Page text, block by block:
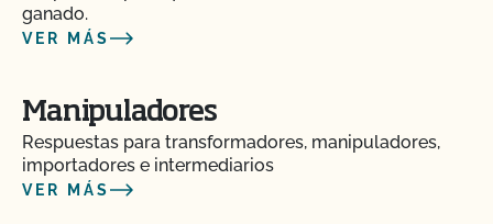
ganado.
VER MÁS
Manipuladores
Respuestas para transformadores, manipuladores,
importadores e intermediarios
VER MÁS
¿Qué es una pista de auditoría?
¿Qué es MyCCOF?
¿Qué es el Plan del Sistema Orgánico (PSO)?